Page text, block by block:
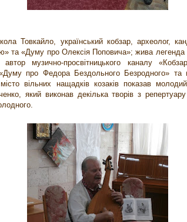
Товкайло, український кобзар, археолог,
та «Думу про Олексія Поповича»; жива легенда
музично-просвітницького каналу
про Федора Бездольного Безродного» та
вільних нащадків козаків показав молодий
який виконав декілька творів з